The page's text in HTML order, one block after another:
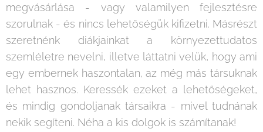
megvásárlása - vagy valamilyen fejlesztésre
szorulnak - és nincs lehetőségük kifizetni. Másrészt
szeretnénk diákjainkat a környezettudatos
szemléletre nevelni, illetve láttatni velük, hogy ami
egy embernek haszontalan, az még más társuknak
lehet hasznos. Keressék ezeket a lehetőségeket,
és mindig gondoljanak társaikra - mivel tudnának
nekik segíteni. Néha a kis dolgok is számítanak!